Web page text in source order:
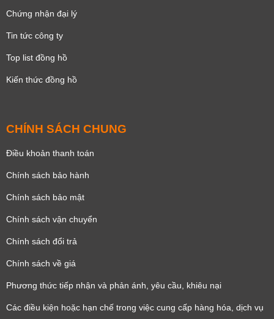
Chứng nhận đại lý
Tin tức công ty
Top list đồng hồ
Kiến thức đồng hồ
CHÍNH SÁCH CHUNG
Điều khoản thanh toán
Chính sách bảo hành
Chính sách bảo mật
Chính sách vận chuyển
Chính sách đổi trả
Chính sách về giá
Phương thức tiếp nhận và phản ánh, yêu cầu, khiêu nại
Các điều kiện hoặc hạn chế trong việc cung cấp hàng hóa, dịch vụ